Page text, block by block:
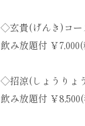
◇玄貴(げんき)コー
飲み放題付 ￥
◇招涼(しょうりょ
飲み放題付 ￥